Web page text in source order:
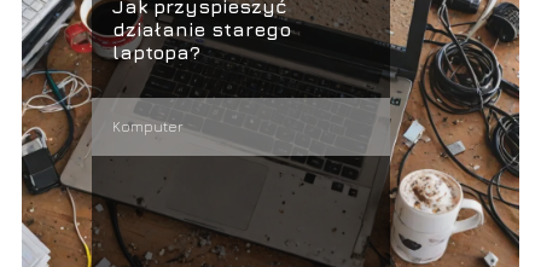
Jak przyspieszyć
działanie starego
laptopa?
Komputer